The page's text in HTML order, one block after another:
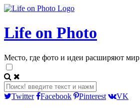
Life on Photo
Место, где фото и идеи расширяют мир
Twitter Facebook Pinterest
VK